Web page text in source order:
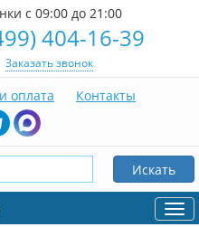
с 09:00 до 21:00
404-16-39
Заказать звонок
оплата Контакты
Искать